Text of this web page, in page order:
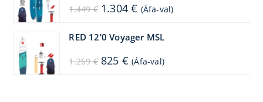
1.449€ Original
price
1.304€ Current
price
(Áfa-val)
RED 12’0 Voyager MSL
1.269€ Original
price
825 € Current
price
(Áfa-val)